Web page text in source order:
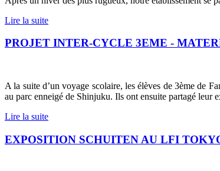
Lire la suite
PROJET INTER-CYCLE 3EME -
A la suite d’un voyage scolaire, les élèves de 3ème de
au parc enneigé de Shinjuku. Ils ont ensuite partagé leur
Lire la suite
EXPOSITION SCHUITEN AU LFI